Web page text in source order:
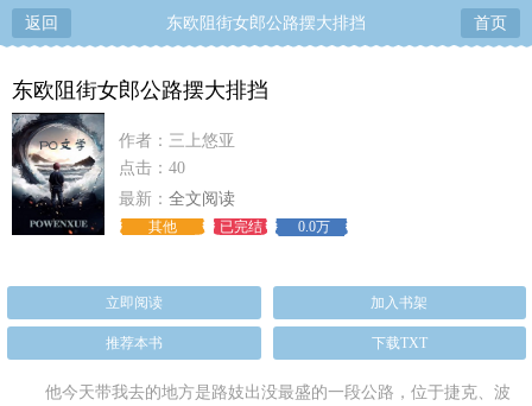
返回 东欧阻街女郎公路摆大排挡 首页
东欧阻街女郎公路摆大排挡
作者：三上悠亚
点击：40
最新： 全文阅读
其他 已完结 0.0万
立即阅读 加入书架
推荐本书 下载TXT
他今天带我去的地方是路妓出没最盛的一段公路，位于捷克、波